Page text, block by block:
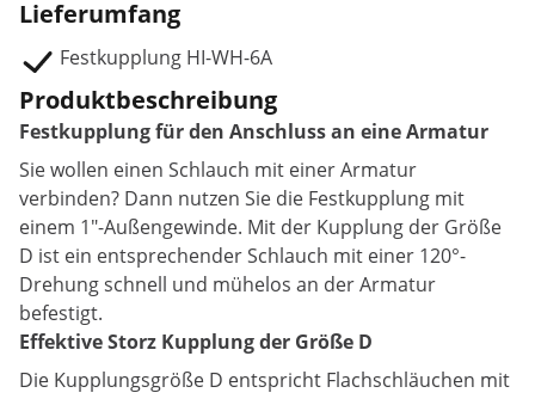
Lieferumfang
Festkupplung HI-WH-6A
Produktbeschreibung
Festkupplung für den Anschluss an eine Armatur
Sie wollen einen Schlauch mit einer Armatur
verbinden? Dann nutzen Sie die Festkupplung mit
einem 1"-Außengewinde. Mit der Kupplung der Größe
D ist ein entsprechender Schlauch mit einer 120°-
Drehung schnell und mühelos an der Armatur
befestigt.
Effektive Storz Kupplung der Größe D
Die Kupplungsgröße D entspricht Flachschläuchen mit